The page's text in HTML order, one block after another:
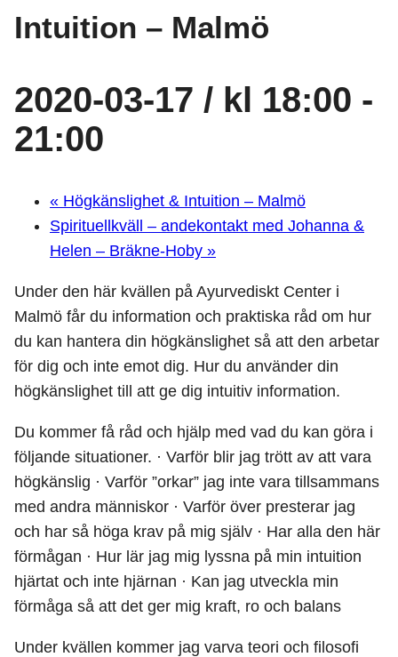
Intuition – Malmö
2020-03-17 / kl 18:00 -
21:00
« Högkänslighet & Intuition – Malmö
Spirituellkväll – andekontakt med Johanna &
Helen – Bräkne-Hoby »
Under den här kvällen på Ayurvediskt Center i
Malmö får du information och praktiska råd om hur
du kan hantera din högkänslighet så att den arbetar
för dig och inte emot dig. Hur du använder din
högkänslighet till att ge dig intuitiv information.
Du kommer få råd och hjälp med vad du kan göra i
följande situationer. · Varför blir jag trött av att vara
högkänslig · Varför ”orkar” jag inte vara tillsammans
med andra människor · Varför över presterar jag
och har så höga krav på mig själv · Har alla den här
förmågan · Hur lär jag mig lyssna på min intuition
hjärtat och inte hjärnan · Kan jag utveckla min
förmåga så att det ger mig kraft, ro och balans
Under kvällen kommer jag varva teori och filosofi